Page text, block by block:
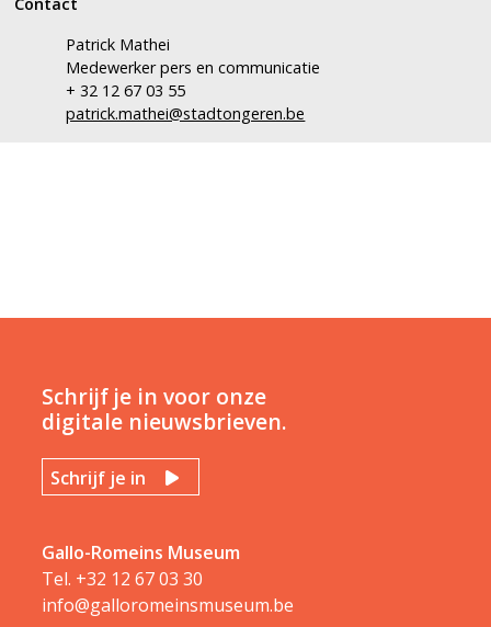
Patrick Mathei
Medewerker pers en communicatie
+ 32 12 67 03 55
patrick.mathei@stadtongeren.be
Schrijf je in voor onze
digitale nieuwsbrieven.
Schrijf je in
Gallo-Romeins Museum
Tel. +32 12 67 03 30
info@galloromeinsmuseum.be